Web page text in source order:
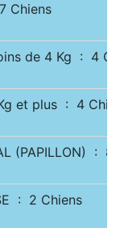
Chiens
de 4 Kg : 4
et plus : 4
(PAPILLON) : 8
: 2 Chiens